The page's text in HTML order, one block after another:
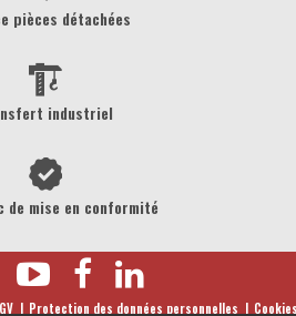
pièces détachées
industriel
de mise en conformité
Protection des données personnelles